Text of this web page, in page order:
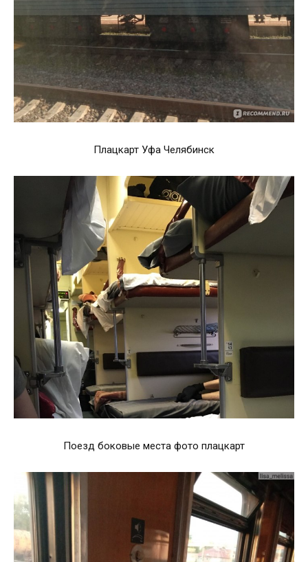
Плацкарт Уфа Челябинск
Поезд боковые места фото плацкарт